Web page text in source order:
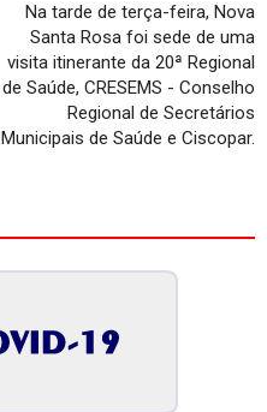
Na tarde de terça-feira, Nova
Santa Rosa foi sede de uma
visita itinerante da 20ª Regional
de Saúde, CRESEMS - Conselho
Regional de Secretários
Municipais de Saúde e Ciscopar.